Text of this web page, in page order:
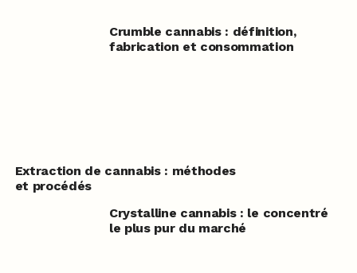
Crumble cannabis : définition,
fabrication et consommation
Extraction de cannabis : méthodes
et procédés
Crystalline cannabis : le concentré
le plus pur du marché